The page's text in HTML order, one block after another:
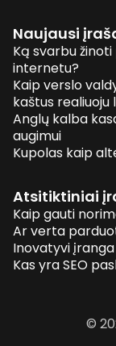
Naujausi
Ką svarbu
internetu?
Kaip verslo
kaštus realiuoju
Anglų kalba
augimui
Kupolas kaip
Atsitiktiniai
Kaip gauti
Ar verta
Inovatyvi
Kas yra SEO
©